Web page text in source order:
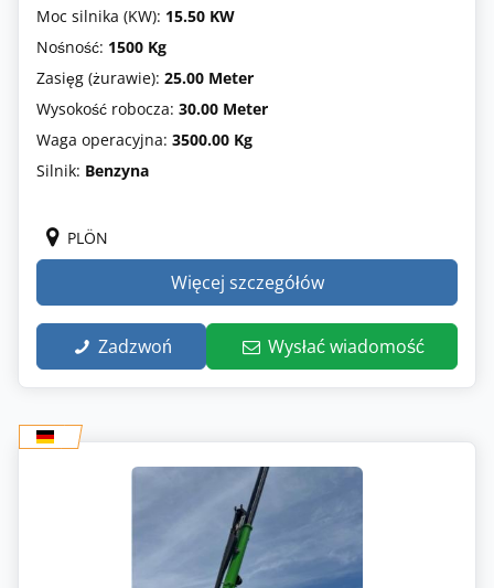
Moc silnika (KW): 15.50 KW
Nośność: 1500 Kg
Zasięg (żurawie): 25.00 Meter
Wysokość robocza: 30.00 Meter
Waga operacyjna: 3500.00 Kg
Silnik: Benzyna
PLÖN
Więcej szczegółów
Zadzwoń Wysłać wiadomość